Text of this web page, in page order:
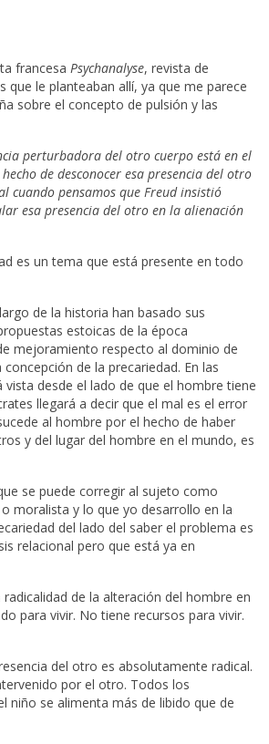
francesa Psychanalyse, revista de
que le planteaban allí, ya que me parece
sobre el concepto de pulsión y las
perturbadora del otro cuerpo está en el
de desconocer esa presencia del otro
cuando pensamos que Freud insistió
esa presencia del otro en la alienación
es un tema que está presente en todo
de la historia han basado sus
estoicas de la época
mejoramiento respecto al dominio de
de la precariedad. En las
desde el lado de que el hombre tiene
llegará a decir que el mal es el error
al hombre por el hecho de haber
y del lugar del hombre en el mundo, es
se puede corregir al sujeto como
moralista y lo que yo desarrollo en la
del lado del saber el problema es
relacional pero que está ya en
de la alteración del hombre en
para vivir. No tiene recursos para vivir.
del otro es absolutamente radical.
por el otro. Todos los
niño se alimenta más de libido que de